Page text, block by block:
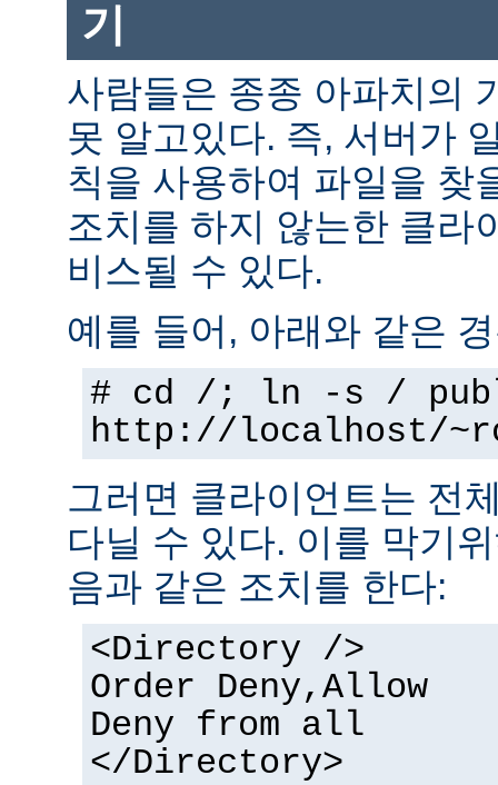
기
사람들은 종종 아파치의
못 알고있다. 즉, 서버가
칙을 사용하여 파일을 찾
조치를 하지 않는한 클라
비스될 수 있다.
예를 들어, 아래와 같은
# cd /; ln -s /
http://localhost/
그러면 클라이언트는 전
다닐 수 있다. 이를 막기
음과 같은 조치를 한다:
<Directory />
Order Deny,Allow
Deny from all
</Directory>